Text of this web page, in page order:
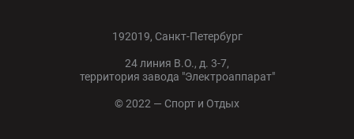
192019, Санкт-Петербург
24 линия В.О., д. 3-7,
территория завода "Электроаппарат"
© 2022 — Спорт и Отдых